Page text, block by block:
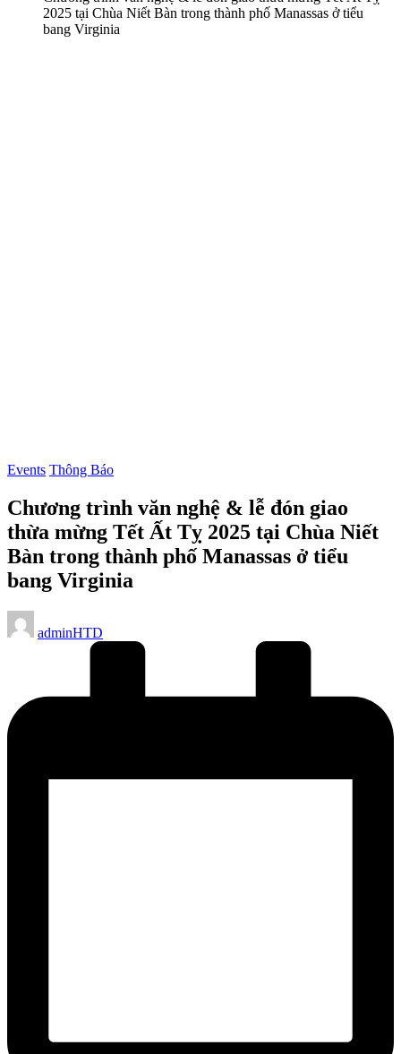
2025 tại Chùa Niết Bàn trong thành phố Manassas ở tiểu
bang Virginia
Posted
Events Thông Báo
Chương trình văn nghệ & lễ đón giao
thừa mừng Tết Ất Tỵ 2025 tại Chùa Niết
Bàn trong thành phố Manassas ở tiểu
bang Virginia
Posted
by
adminHTD